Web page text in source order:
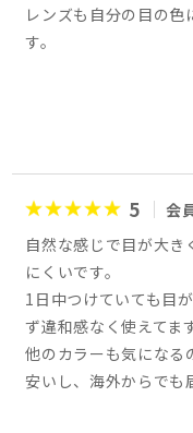
レンズも自分の目の色
す。
5
会
自然な感じで目が大き
にくいです。
1日中つけていても目
ず違和感なく使えてます
他のカラーも気になる
安いし、海外からでも